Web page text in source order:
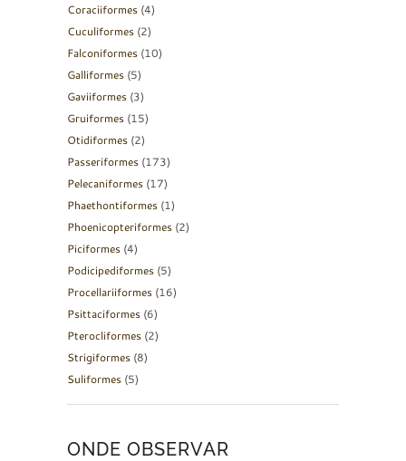
Coraciiformes (4)
Cuculiformes (2)
Falconiformes (10)
Galliformes (5)
Gaviiformes (3)
Gruiformes (15)
Otidiformes (2)
Passeriformes (173)
Pelecaniformes (17)
Phaethontiformes (1)
Phoenicopteriformes (2)
Piciformes (4)
Podicipediformes (5)
Procellariiformes (16)
Psittaciformes (6)
Pterocliformes (2)
Strigiformes (8)
Suliformes (5)
ONDE OBSERVAR